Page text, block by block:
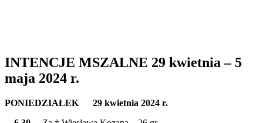
INTENCJE MSZALNE 29 kwietnia – 5
maja 2024 r.
PONIEDZIAŁEK 29 kwietnia 2024 r.